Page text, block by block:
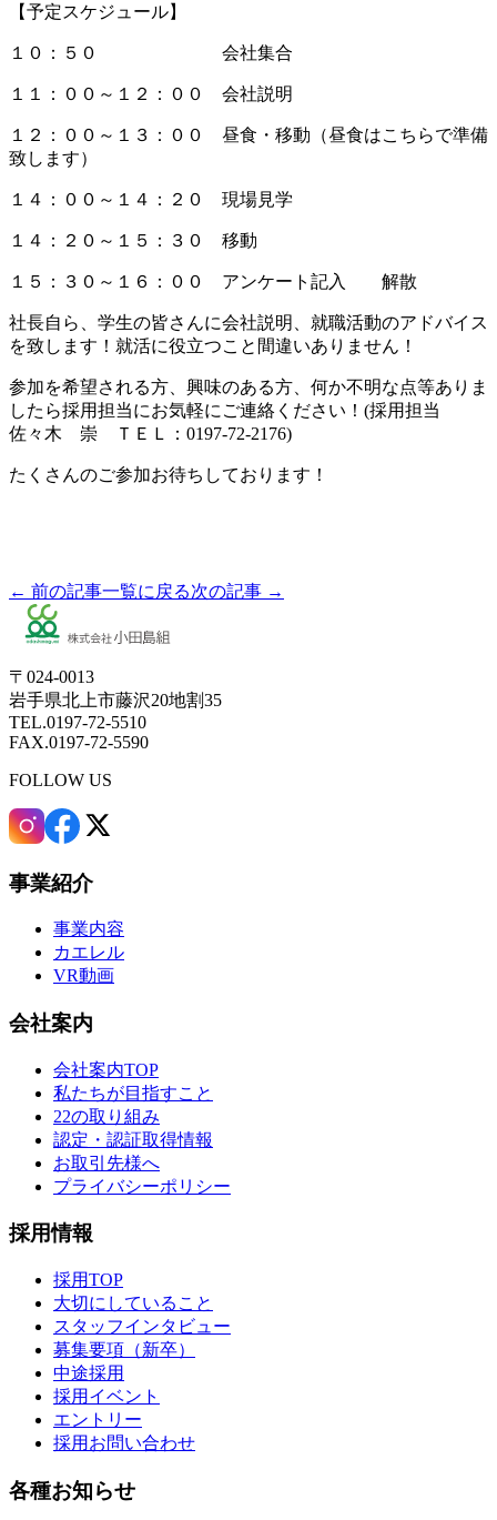
【予定スケジュール】
１０：５０ 会社集合
１１：００～１２：００ 会社説明
１２：００～１３：００ 昼食・移動（昼食はこちらで準備
致します）
１４：００～１４：２０ 現場見学
１４：２０～１５：３０ 移動
１５：３０～１６：００ アンケート記入 解散
社長自ら、学生の皆さんに会社説明、就職活動のアドバイス
を致します！就活に役立つこと間違いありません！
参加を希望される方、興味のある方、何か不明な点等ありま
したら採用担当にお気軽にご連絡ください！(採用担当
佐々木 崇 ＴＥＬ：0197-72-2176)
たくさんのご参加お待ちしております！
← 前の記事一覧に戻る次の記事 →
〒024-0013
岩手県北上市藤沢20地割35
TEL.0197-72-5510
FAX.0197-72-5590
FOLLOW US
事業紹介
事業内容
カエレル
VR動画
会社案内
会社案内TOP
私たちが目指すこと
22の取り組み
認定・認証取得情報
お取引先様へ
プライバシーポリシー
採用情報
採用TOP
大切にしていること
スタッフインタビュー
募集要項（新卒）
中途採用
採用イベント
エントリー
採用お問い合わせ
各種お知らせ